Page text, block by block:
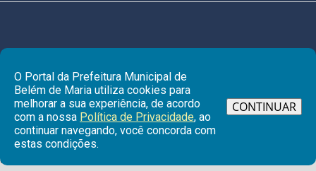
© Copyright 2026 Prefeitura Municipal de BELÉM DE MARIA | Todos os
direitos reservados
O Portal da Prefeitura Municipal de
Belém de Maria utiliza cookies para
melhorar a sua experiência, de acordo
com a nossa Política de Privacidade, ao
continuar navegando, você concorda com
estas condições.
CONTINUAR